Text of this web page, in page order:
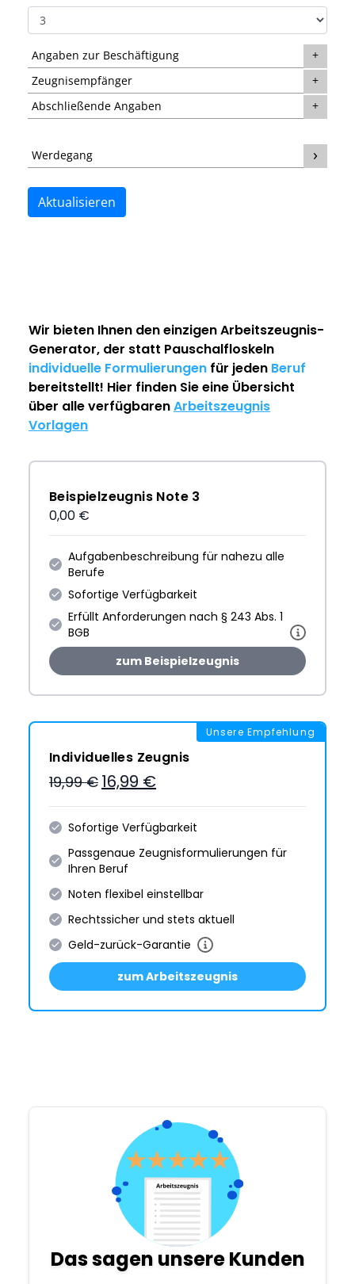
Angaben zur Beschäftigung
Zeugnisempfänger
Abschließende Angaben
Werdegang
Aktualisieren
Wir bieten Ihnen den einzigenArbeitszeugnis-
Generator, der statt Pauschalfloskeln
individuelle Formulierungen für jeden Beruf
bereitstellt! Hier finden Sie eine Übersicht
über alle verfügbarenArbeitszeugnis
Vorlagen
Beispielzeugnis Note 3
0,00 €
Aufgabenbeschreibung für nahezu alle
Berufe
Sofortige Verfügbarkeit
Erfüllt Anforderungen nach § 243 Abs. 1
BGB
zum Beispielzeugnis
Unsere Empfehlung
Individuelles Zeugnis
19,99 € 16,99 €
Sofortige Verfügbarkeit
Passgenaue Zeugnis­formulie­rungen für
Ihren Beruf
Noten flexibel einstellbar
Rechtssicher und stets aktuell
Geld-zurück-Garantie
zum Arbeitszeugnis
Das sagen unsere Kunden